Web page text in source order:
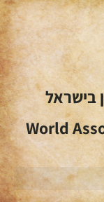
בישראל
World